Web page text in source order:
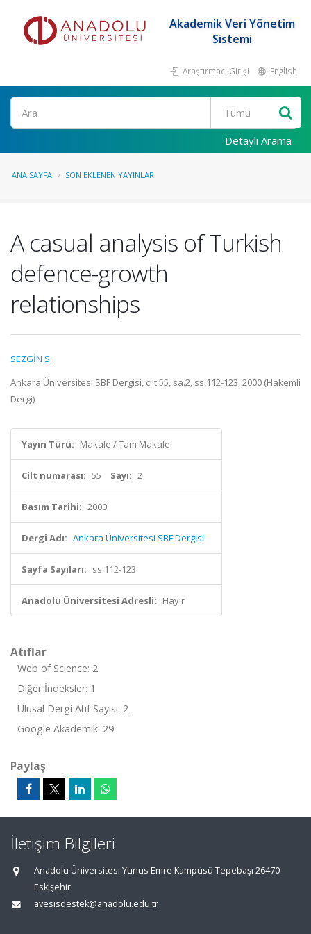
Akademik Veri Yönetim
Sistemi
Araştırmacı Girişi English
Ara
Detaylı Arama
ANA SAYFA SON EKLENEN YAYINLAR
A casual analysis of Turkish
defence-growth
relationships
SEZGİN S.
Ankara Üniversitesi SBF Dergisi, cilt.55, sa.2, ss.112-123, 2000 (Hakemli
Dergi)
Yayın Türü: Makale / Tam Makale
Cilt numarası: 55 Sayı: 2
Basım Tarihi: 2000
Dergi Adı: Ankara Üniversitesi SBF Dergisi
Sayfa Sayıları: ss.112-123
Anadolu Üniversitesi Adresli: Hayır
Atıflar
Web of Science: 2
Diğer İndeksler: 1
Ulusal Dergi Atıf Sayısı: 2
Google Akademik: 29
Paylaş
İletişim Bilgileri
Anadolu Üniversitesi Yunus Emre Kampüsü Tepebaşı 26470
Eskişehir
avesisdestek@anadolu.edu.tr